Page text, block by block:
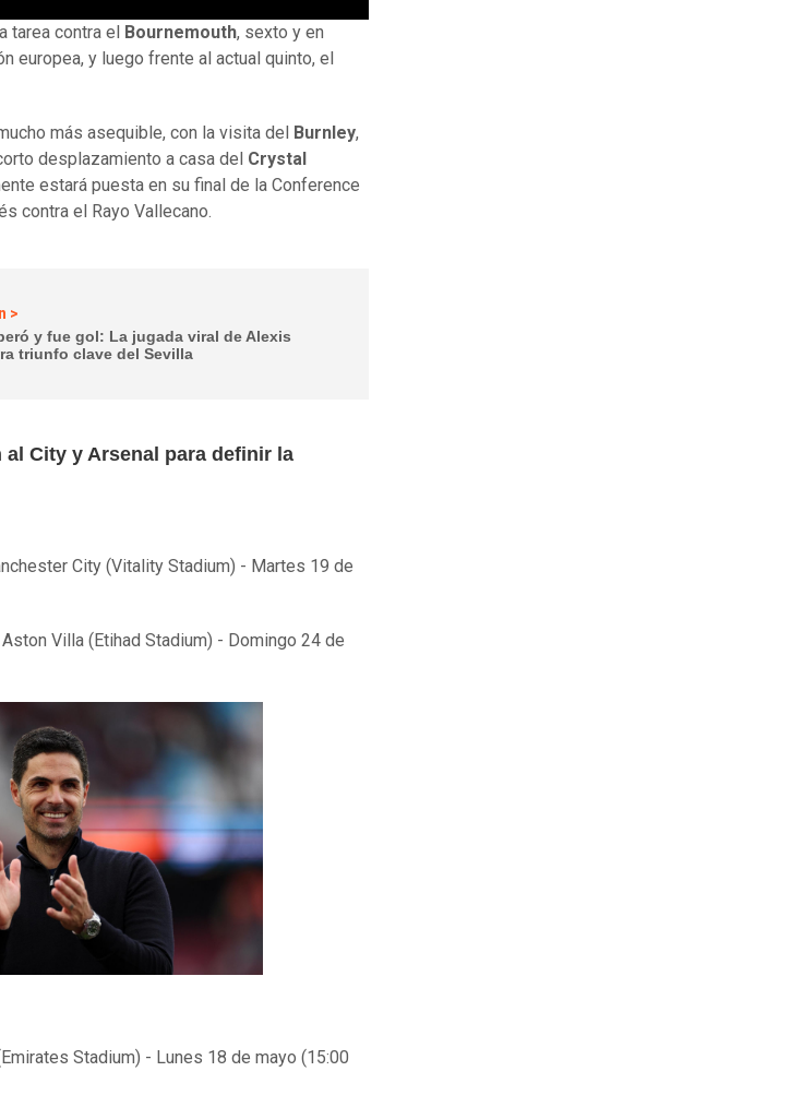
tarea contra el Bournemouth, sexto y en
europea, y luego frente al actual quinto, el
más asequible, con la visita del Burnley,
desplazamiento a casa del Crystal
estará puesta en su final de la Conference
contra el Rayo Vallecano.
>
y fue gol: La jugada viral de Alexis
triunfo clave del Sevilla
City y Arsenal para definir la
City (Vitality Stadium) - Martes 19 de
Villa (Etihad Stadium) - Domingo 24 de
Stadium) - Lunes 18 de mayo (15:00